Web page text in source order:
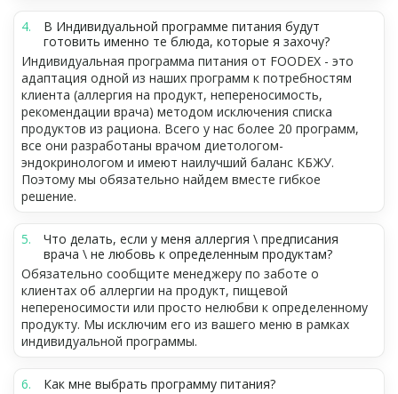
В Индивидуальной программе питания будут
готовить именно те блюда, которые я захочу?
Индивидуальная программа питания от FOODEX - это
адаптация одной из наших программ к потребностям
клиента (аллергия на продукт, непереносимость,
рекомендации врача) методом исключения списка
продуктов из рациона. Всего у нас более 20 программ,
все они разработаны врачом диетологом-
эндокринологом и имеют наилучший баланс КБЖУ.
Поэтому мы обязательно найдем вместе гибкое
решение.
Что делать, если у меня аллергия \ предписания
врача \ не любовь к определенным продуктам?
Обязательно сообщите менеджеру по заботе о
клиентах об аллергии на продукт, пищевой
непереносимости или просто нелюбви к определенному
продукту. Мы исключим его из вашего меню в рамках
индивидуальной программы.
Как мне выбрать программу питания?